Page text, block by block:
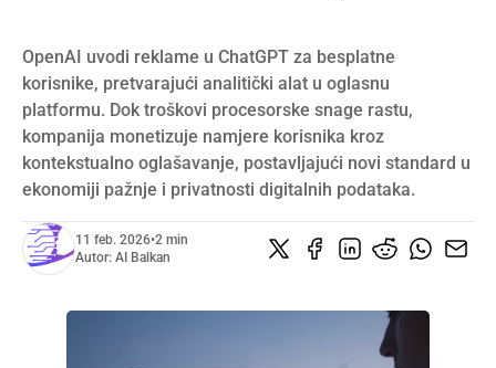
OpenAI uvodi reklame u ChatGPT za besplatne
korisnike, pretvarajući analitički alat u oglasnu
platformu. Dok troškovi procesorske snage rastu,
kompanija monetizuje namjere korisnika kroz
kontekstualno oglašavanje, postavljajući novi standard u
ekonomiji pažnje i privatnosti digitalnih podataka.
11 feb. 2026•2 min
Autor: AI Balkan